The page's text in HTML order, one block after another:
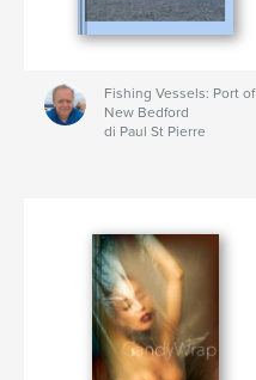
Fishing Vessels: Port of
New Bedford
di Paul St Pierre